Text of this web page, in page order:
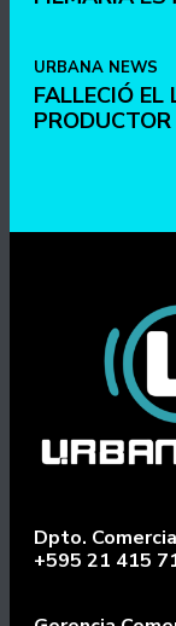
URBANA NEWS
FALLECIÓ EL
Dpto.
+595 21 415